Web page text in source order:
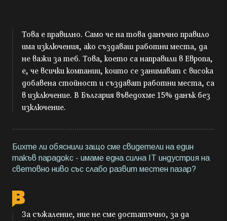
Това е правилно. Само че на това данъчно правило
има изключения, ако създаваш работни места, да
не важи за теб. Това, което са направили в Европа,
е, че всички компании, които се занимават с висока
добавена стойност и създават работни места, са
в изключение. В България въведохме 15% данък без
изключение.
Бихте ли обяснили защо сме свидетели на един
такъв парадокс - имаме една силна IT индустрия на
световно ниво със слабо развит местен пазар?
За съжаление, ние не сме достатъчно, за да